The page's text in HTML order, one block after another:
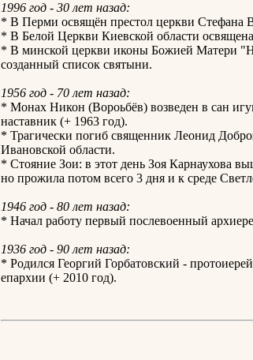
1996 год - 30 лет назад:
* В Перми освящён престол церкви Стефана
* В Белой Церкви Киевской области
* В минской церкви иконы Божией Матери
созданный список святыни.
1956 год - 70 лет назад:
* Монах Никон (Вороьбёв) возведен в сан
наставник (+ 1963 год).
* Трагически погиб священник Леонид
Ивановской области.
* Стояние Зои: в этот день Зоя Карнаухова
но прожила потом всего 3 дня и к среде
1946 год - 80 лет назад:
* Начал работу первый послевоенный
1936 год - 90 лет назад:
* Родился Георгий Горбатовский -
епархии (+ 2010 год).